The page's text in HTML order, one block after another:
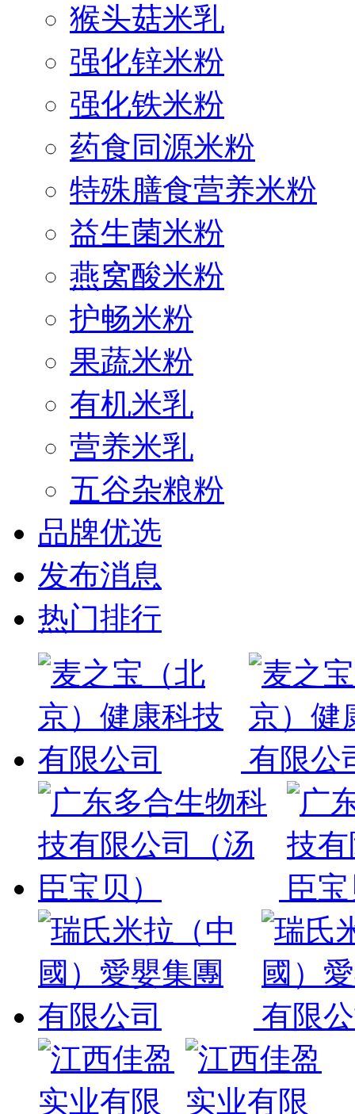
猴头菇米乳
强化锌米粉
强化铁米粉
药食同源米粉
特殊膳食营养米粉
益生菌米粉
燕窝酸米粉
护畅米粉
果蔬米粉
有机米乳
营养米乳
五谷杂粮粉
品牌优选
发布消息
热门排行